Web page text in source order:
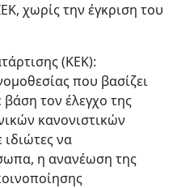
χωρίς την έγκριση του
(ΚΕΚ):
που βασίζει
τον έλεγχο της
κανονιστικών
να
η ανανέωση της